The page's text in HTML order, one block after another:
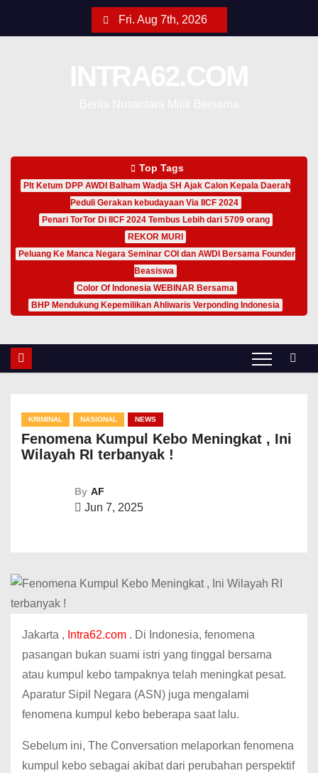
Fri. Aug 7th, 2026
Top Tags
Plt Ketum DPP AWDI Balham Wadja SH Ajak Calon Kepala Daerah
Peduli Gerakan kebudayaan Via IICF 2024
Penari TorTor Di IICF 2024 Tembus Lebih dari 5709 orang
REKOR MURI
Peluang Ke Manca Negara Seminar COI dan AWDI Bersama Founder
Beasiswa
Color Of Indonesia WEBINAR Bersama
BHP Mendukung Kepemilikan Ahliwaris Verponding Indonesia
KRIMINAL NASIONAL NEWS
Fenomena Kumpul Kebo Meningkat , Ini
Wilayah RI terbanyak !
By AF
Jun 7, 2025
Jakarta , Intra62.com . Di Indonesia, fenomena
pasangan bukan suami istri yang tinggal bersama
atau kumpul kebo tampaknya telah meningkat pesat.
Aparatur Sipil Negara (ASN) juga mengalami
fenomena kumpul kebo beberapa saat lalu.
Sebelum ini, The Conversation melaporkan fenomena
kumpul kebo sebagai akibat dari perubahan perspektif